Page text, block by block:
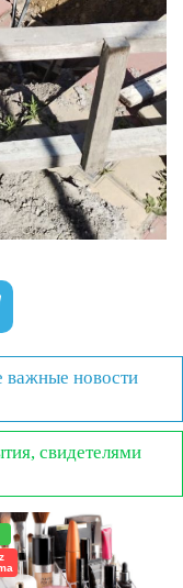
важные новости
свидетелями